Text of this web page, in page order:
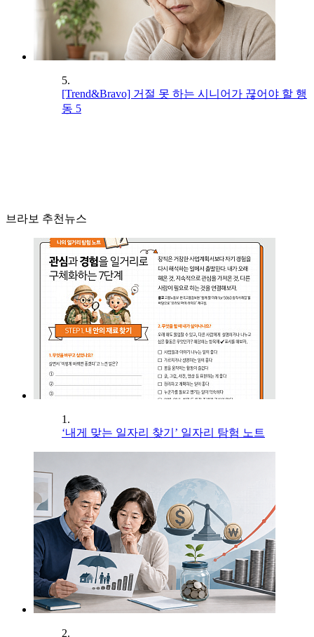
5.
[Trend&Bravo] 거절 못 하는 시니어가 끊어야 할 행
동 5
브라보 추천뉴스
1.
‘내게 맞는 일자리 찾기’ 일자리 탐험 노트
2.